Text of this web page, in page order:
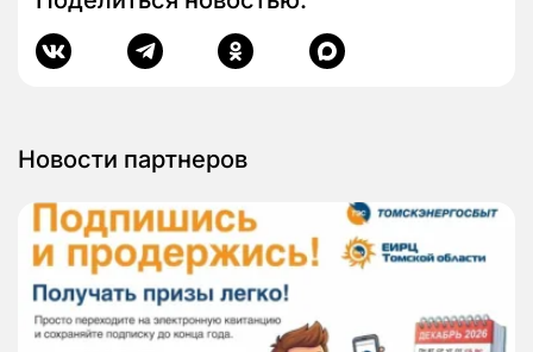
Новости партнеров